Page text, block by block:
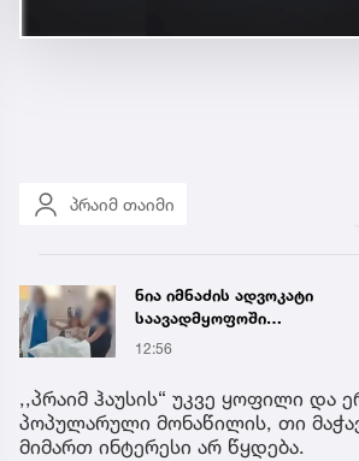
პრაიმ თაიმი
წყალი 16 საათით
შეწყდება - გადაამოწმეთ
მისამართები
18:21
,,პრაიმ ჰაუსის“ უკვე ყოფილი და
პოპულარული მონაწილის, თი
მიმართ ინტერესი არ წყდება.